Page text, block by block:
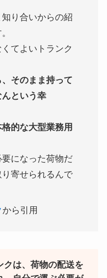
り合いからの紹
くてよいトランク
そのまま持って
という幸
的な大型業務用
になった荷物だ
寄せられるんで
から引用
クは、荷物の配送を